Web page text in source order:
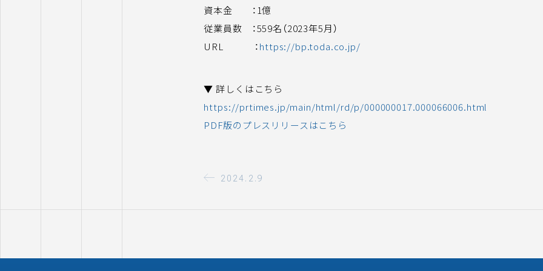
資本金 ：1億
従業員数 ：559名（2023年5月）
URL ：https://bp.toda.co.jp/
▼ 詳しくはこちら
https://prtimes.jp/main/html/rd/p/000000017.000066006.html
PDF版のプレスリリースはこちら
2024.2.9